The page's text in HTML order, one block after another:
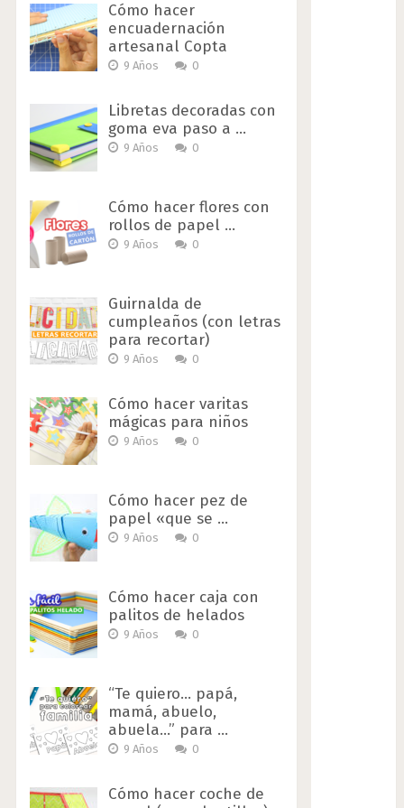
Cómo hacer
encuadernación
artesanal Copta
9 Años 0
Libretas decoradas con
goma eva paso a …
9 Años 0
Cómo hacer flores con
rollos de papel …
9 Años 0
Guirnalda de
cumpleaños (con letras
para recortar)
9 Años 0
Cómo hacer varitas
mágicas para niños
9 Años 0
Cómo hacer pez de
papel «que se …
9 Años 0
Cómo hacer caja con
palitos de helados
9 Años 0
“Te quiero… papá,
mamá, abuelo,
abuela…” para …
9 Años 0
Cómo hacer coche de